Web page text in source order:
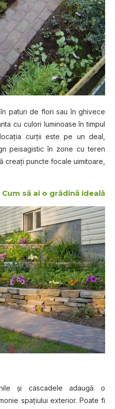
paturi de flori sau în ghivece
cu culori luminoase în timpul
curţii este pe un deal,
peisagistic în zone cu teren
creaţi puncte focale uimitoare,
Cum să ai o grădină ideală
şi cascadele adaugă o
spaţiului exterior. Poate fi